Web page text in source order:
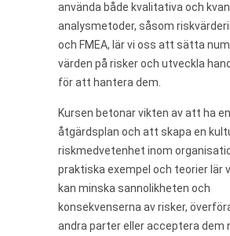
använda både kvalitativa och
analysmetoder, såsom
och FMEA, lär vi oss att sätta
värden på risker och utveckla
för att hantera dem.
Kursen betonar vikten av att ha en
åtgärdsplan och att skapa en
riskmedvetenhet inom
praktiska exempel och teorier lär
kan minska sannolikheten och
konsekvenserna av risker,
andra parter eller acceptera dem